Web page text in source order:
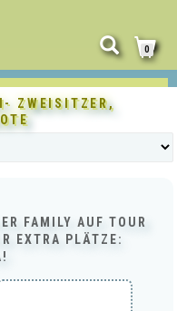
0
ZWEISITZER,
FAMILY AUF TOUR
EXTRA PLÄTZE: